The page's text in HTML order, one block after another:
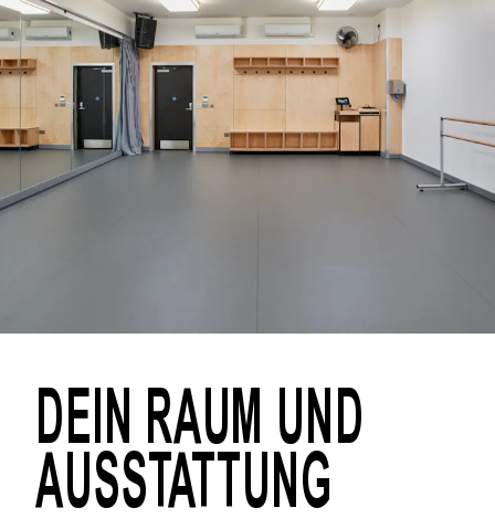
DEIN RAUM UND
AUSSTATTUNG